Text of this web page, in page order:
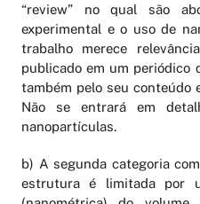
“review” no qual são
experimental e o uso de
trabalho merece
publicado em um periódico
também pelo seu conteúdo
Não se entrará em
nanopartículas.
b) A segunda categoria
estrutura é limitada por